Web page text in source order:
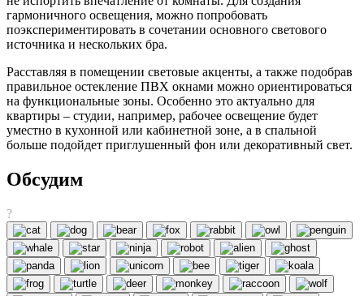
гармоничного освещения, можно попробовать
поэкспериментировать в сочетании основного светового
источника и нескольких бра.
Расставляя в помещении световые акценты, а также подобрав
правильное остекление ПВХ окнами можно ориентироваться
на функциональные зоны. Особенно это актуально для
квартиры – студии, например, рабочее освещение будет
уместно в кухонной или кабинетной зоне, а в спальной
больше подойдет приглушенный фон или декоративный свет.
Обсудим
?